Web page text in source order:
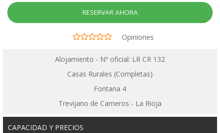
RESERVAR AHORA
Opiniones
Alojamiento - Nº oficial: LR CR 132
Casas Rurales (Completas)
Fontana 4
Trevijano de Cameros - La Rioja
CAPACIDAD Y PRECIOS